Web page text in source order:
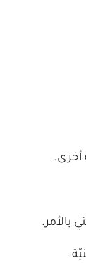
أخرى.
بالأمر.